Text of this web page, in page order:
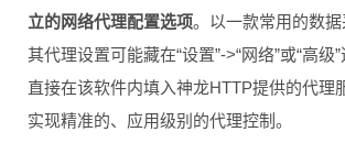
立的网络代理配置选项。以一款常用的数据
其代理设置可能藏在“设置”->“网络”或“高级
直接在该软件内填入神龙HTTP提供的代理
实现精准的、应用级别的代理控制。